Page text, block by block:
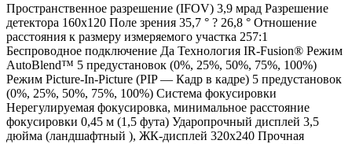
Пространственное разрешение (IFOV) 3,9 мрад Разрешение
детектора 160x120 Поле зрения 35,7 ° ? 26,8 ° Отношение
расстояния к размеру измеряемого участка 257:1
Беспроводное подключение Да Технология IR-Fusion® Режим
AutoBlend™ 5 предустановок (0%, 25%, 50%, 75%, 100%)
Режим Picture-In-Picture (PIP — Кадр в кадре) 5 предустановок
(0%, 25%, 50%, 75%, 100%) Система фокусировки
Нерегулируемая фокусировка, минимальное расстояние
фокусировки 0,45 м (1,5 фута) Ударопрочный дисплей 3,5
дюйма (ландшафтный ), ЖК-дисплей 320x240 Прочная